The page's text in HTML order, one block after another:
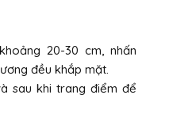
20-30 cm, nhấn
đều khắp mặt.
sau khi trang điểm để